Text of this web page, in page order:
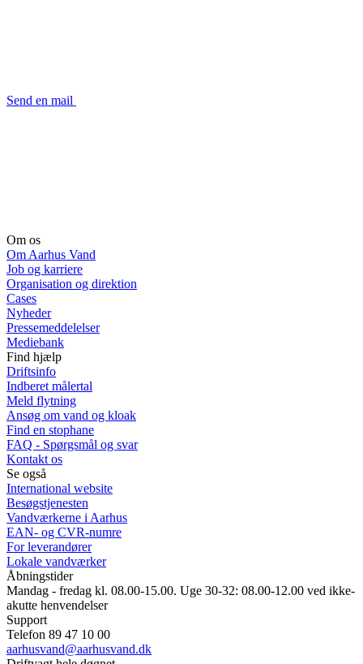
Send en mail
Om os
Om Aarhus Vand
Job og karriere
Organisation og direktion
Cases
Nyheder
Pressemeddelelser
Mediebank
Find hjælp
Driftsinfo
Indberet målertal
Meld flytning
Ansøg om vand og kloak
Find en stophane
FAQ - Spørgsmål og svar
Kontakt os
Se også
International website
Besøgstjenesten
Vandværkerne i Aarhus
EAN- og CVR-numre
For leverandører
Lokale vandværker
Åbningstider
Mandag - fredag kl. 08.00-15.00. Uge 30-32: 08.00-12.00 ved ikke-
akutte henvendelser
Support
Telefon 89 47 10 00
aarhusvand@aarhusvand.dk